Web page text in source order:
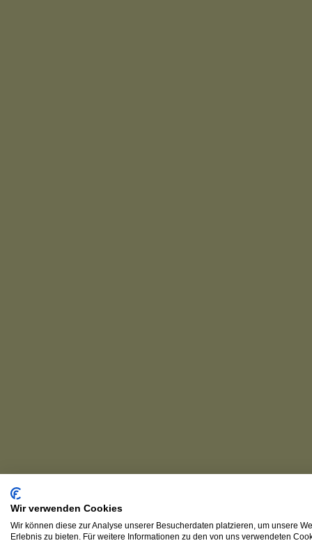
Wir verwenden Cookies
Wir können diese zur Analyse unserer Besucherdaten platzieren, um unsere
Erlebnis zu bieten. Für weitere Informationen zu den von uns verwendeten